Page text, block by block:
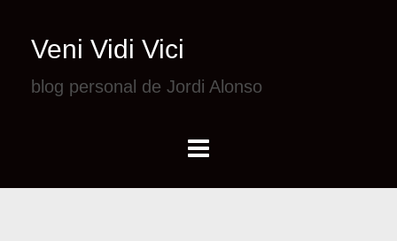
Veni Vidi Vici
blog personal de Jordi Alonso